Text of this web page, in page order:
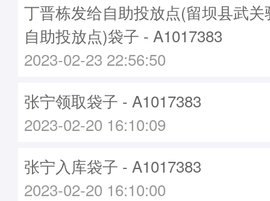
丁晋栋发给自助投放点(留坝县武
自助投放点)袋子 - A1017383
2023-02-23 22:56:50
张宁领取袋子 - A1017383
2023-02-20 16:10:09
张宁入库袋子 - A1017383
2023-02-20 16:10:00